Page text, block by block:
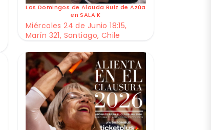
Los Domingos de Alauda Ruiz de Azúa
en SALA K
Miércoles 24 de Junio 18:15,
Marín 321, Santiago, Chile